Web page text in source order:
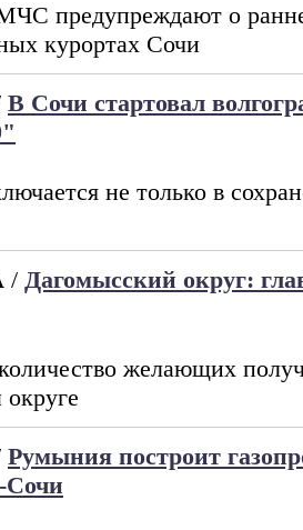
предупреждают о
курортах Сочи
В Сочи стартовал
не только в
/ Дагомысский округ:
желающих
Румыния построит
Сочи